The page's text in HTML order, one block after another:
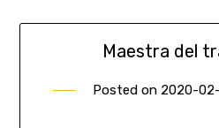
Maestra del
Posted on 2020-